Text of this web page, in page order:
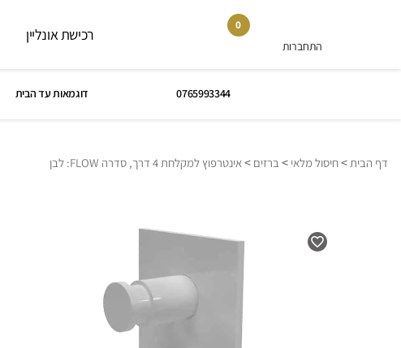
התחברות
0
רכישת אונליין
0765993344 דוגמאות עד הבית
דף הבית>חיסול מלאי > ברזים >אינטרפוץ למקלחת 4 דרך, סדרה FLOW: לבן